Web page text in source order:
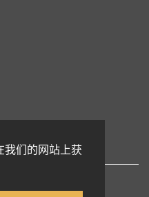
我们的网站上获